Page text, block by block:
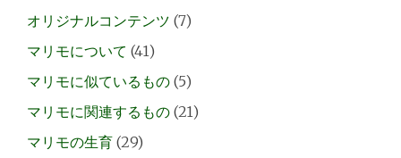
オリジナルコンテンツ (7)
マリモについて (41)
マリモに似ているもの (5)
マリモに関連するもの (21)
マリモの生育 (29)